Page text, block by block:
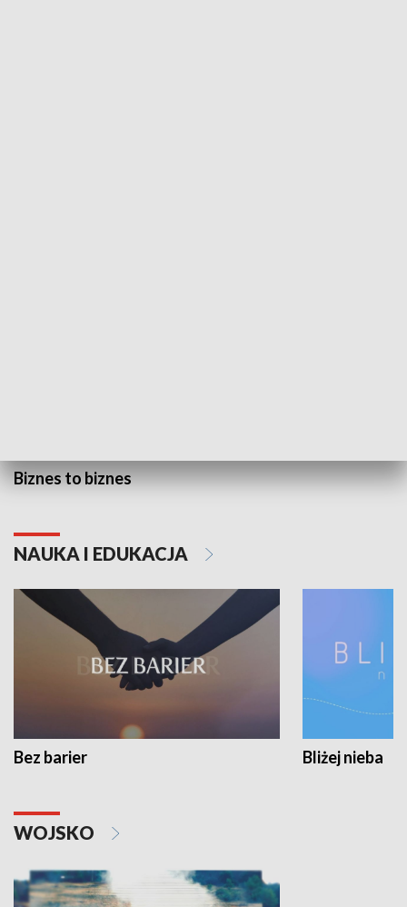
Biznes to biznes
NAUKA I EDUKACJA
Bez barier Bliżej nieba
WOJSKO